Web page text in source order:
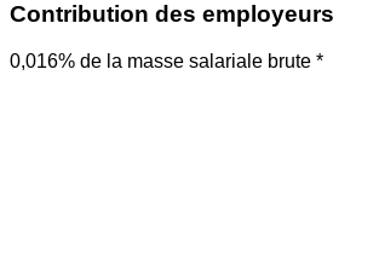
Contribution des employeurs
0,016% de la masse salariale brute *